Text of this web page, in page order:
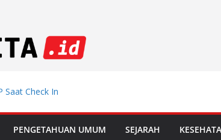
Saat Check In
Mutasi
PENGETAHUAN UMUM SEJARAH